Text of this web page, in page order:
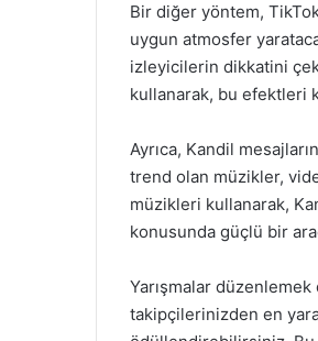
Bir diğer yöntem,
uygun atmosfer
izleyicilerin dikkatini
kullanarak, bu efektleri
Ayrıca, Kandil
trend olan müzikler,
müzikleri kullanarak,
konusunda güçlü bir
Yarışmalar
takipçilerinizden en